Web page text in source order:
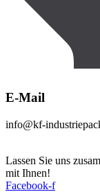
E-Mail
info@kf-
Lassen Sie uns
mit Ihnen!
Facebook-f